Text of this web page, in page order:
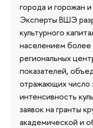
города и горожан
Эксперты ВШЭ
культурного
населением
региональных
показателей,
отражающих число
интенсивность
заявок на гранты
академической и